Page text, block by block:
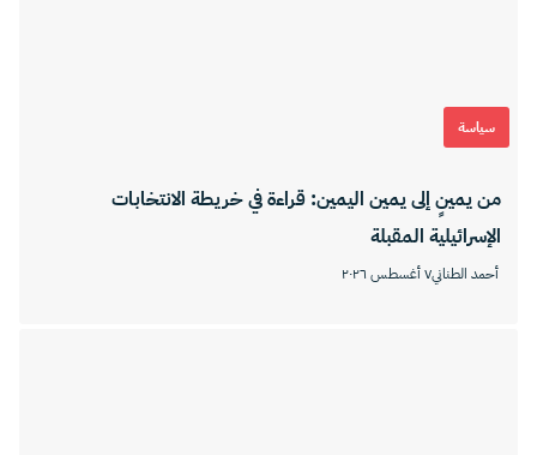
سياسة
من يمينٍ إلى يمين اليمين: قراءة في خريطة الانتخابات
الإسرائيلية المقبلة
أحمد الطناني٧ أغسطس ٢٠٢٦